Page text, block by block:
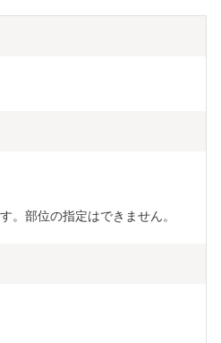
。部位の指定はできません。